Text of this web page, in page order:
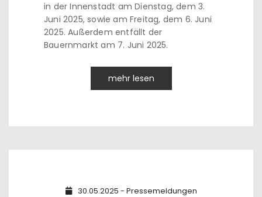
in der Innenstadt am Dienstag, dem 3.
Juni 2025, sowie am Freitag, dem 6. Juni
2025. Außerdem entfällt der
Bauernmarkt am 7. Juni 2025.
mehr lesen
30.05.2025 - Pressemeldungen